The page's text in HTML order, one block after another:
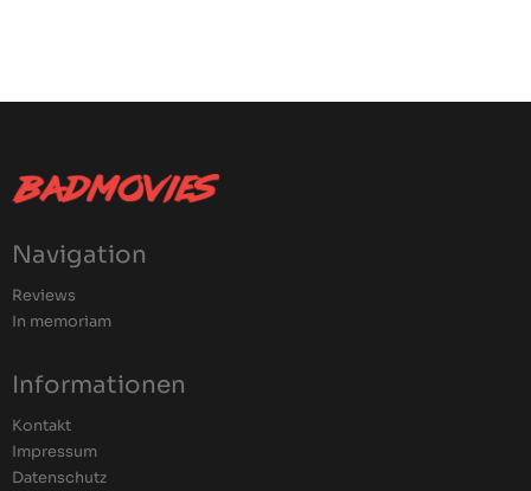
Navigation
Reviews
In memoriam
Informationen
Kontakt
Impressum
Datenschutz